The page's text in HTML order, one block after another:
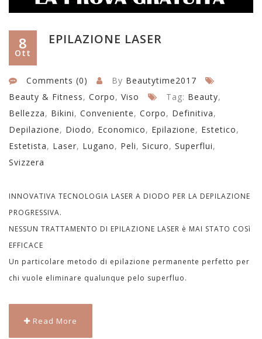
8
Ott
EPILAZIONE LASER
Comments (0) By Beautytime2017
Beauty & Fitness, Corpo, Viso Tag: Beauty,
Bellezza, Bikini, Conveniente, Corpo, Definitiva,
Depilazione, Diodo, Economico, Epilazione, Estetico,
Estetista, Laser, Lugano, Peli, Sicuro, Superflui,
Svizzera
INNOVATIVA TECNOLOGIA LASER A DIODO PER LA DEPILAZIONE
PROGRESSIVA.
NESSUN TRATTAMENTO DI EPILAZIONE LASER è MAI STATO COSì
EFFICACE
Un particolare metodo di epilazione permanente perfetto per
chi vuole eliminare qualunque pelo superfluo.
Read More